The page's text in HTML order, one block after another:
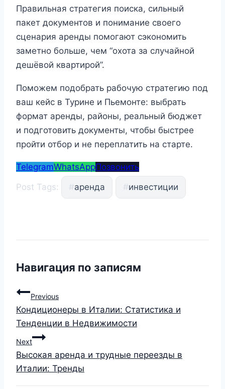
Правильная стратегия поиска, сильный
пакет документов и понимание своего
сценария аренды помогают сэкономить
заметно больше, чем “охота за случайной
дешёвой квартирой”.
Поможем подобрать рабочую стратегию под
ваш кейс в Турине и Пьемонте: выбрать
формат аренды, районы, реальный бюджет
и подготовить документы, чтобы быстрее
пройти отбор и не переплатить на старте.
TelegramWhatsAppПозвонить
Post Tags:
#аренда #инвестиции
Навигация по записям
Previous
Кондиционеры в Италии: Статистика и
Тенденции в Недвижимости
Next
Высокая аренда и трудные переезды в
Италии: Тренды